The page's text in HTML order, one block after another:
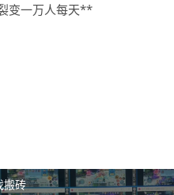
变一万人每天**
搬砖